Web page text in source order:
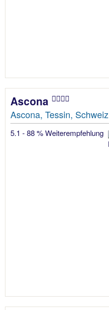
Ascona
Ascona, Tessin, Schweiz
5.1 - 88 % Weiterempfehlung